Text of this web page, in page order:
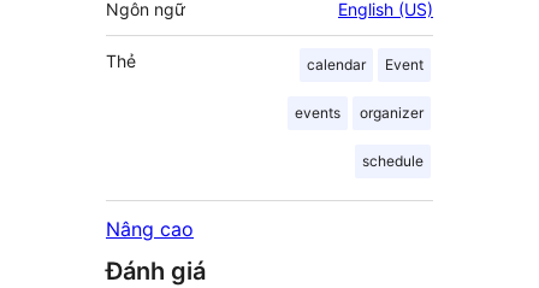
Ngôn ngữ English (US)
Thẻ calendar Event
events organizer
schedule
Nâng cao
Đánh giá